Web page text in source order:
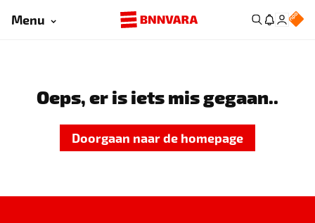
Menu
Oeps, er is iets mis gegaan..
Doorgaan naar de homepage